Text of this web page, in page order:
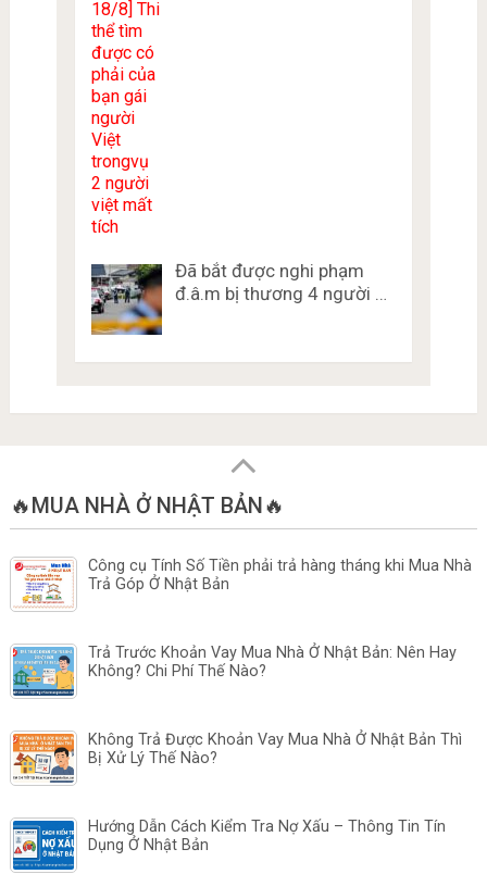
Đã bắt được nghi phạm
đ.â.m bị thương 4 người …
🔥MUA NHÀ Ở NHẬT BẢN🔥
Công cụ Tính Số Tiền phải trả hàng tháng khi Mua Nhà
Trả Góp Ở Nhật Bản
Trả Trước Khoản Vay Mua Nhà Ở Nhật Bản: Nên Hay
Không? Chi Phí Thế Nào?
Không Trả Được Khoản Vay Mua Nhà Ở Nhật Bản Thì
Bị Xử Lý Thế Nào?
Hướng Dẫn Cách Kiểm Tra Nợ Xấu – Thông Tin Tín
Dụng Ở Nhật Bản